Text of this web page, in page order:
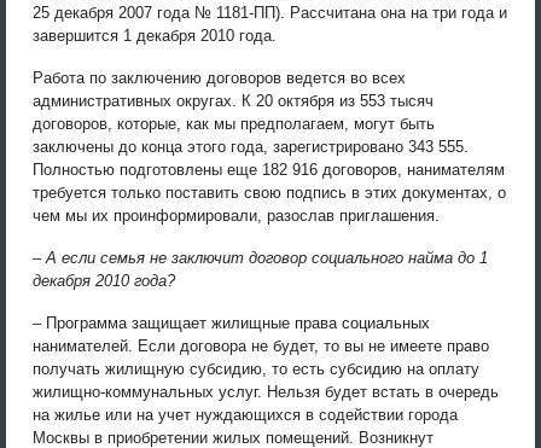
25 декабря 2007 года № 1181-ПП). Рассчитана она на три года и
завершится 1 декабря 2010 года.
Работа по заключению договоров ведется во всех
административных округах. К 20 октября из 553 тысяч
договоров, которые, как мы предполагаем, могут быть
заключены до конца этого года, зарегистрировано 343 555.
Полностью подготовлены еще 182 916 договоров, нанимателям
требуется только поставить свою подпись в этих документах, о
чем мы их проинформировали, разослав приглашения.
– А если семья не заключит договор социального найма до 1
декабря 2010 года?
– Программа защищает жилищные права социальных
нанимателей. Если договора не будет, то вы не имеете право
получать жилищную субсидию, то есть субсидию на оплату
жилищно-коммунальных услуг. Нельзя будет встать в очередь
на жилье или на учет нуждающихся в содействии города
Москвы в приобретении жилых помещений. Возникнут